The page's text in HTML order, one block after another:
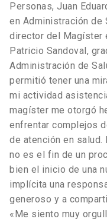
Personas, Juan
en Administración de
director del Magíster
Patricio Sandoval,
Administración de
permitió tener una
mi actividad
magíster me otorgó
enfrentar complejos
de atención en
no es el fin de un
bien el inicio de una
implícita una
generoso y a
«Me siento muy